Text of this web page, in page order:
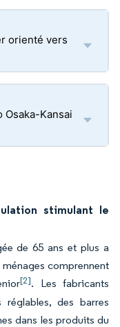
orienté vers
Kansai
stimulant le
de 65 ans et plus a
comprennent
[2]. Les fabricants
des barres
dans les produits du